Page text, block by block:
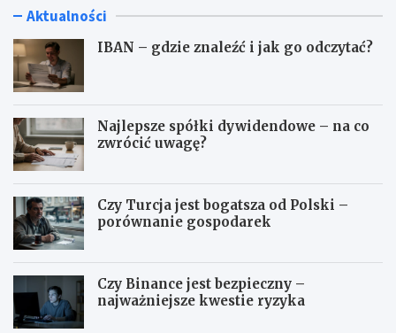
Aktualności
IBAN – gdzie znaleźć i jak go odczytać?
Najlepsze spółki dywidendowe – na co
zwrócić uwagę?
Czy Turcja jest bogatsza od Polski –
porównanie gospodarek
Czy Binance jest bezpieczny –
najważniejsze kwestie ryzyka
I
N